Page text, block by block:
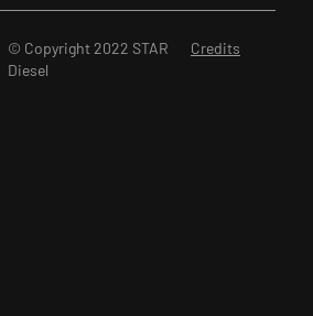
Credits
© Copyright 2022 STAR
Diesel